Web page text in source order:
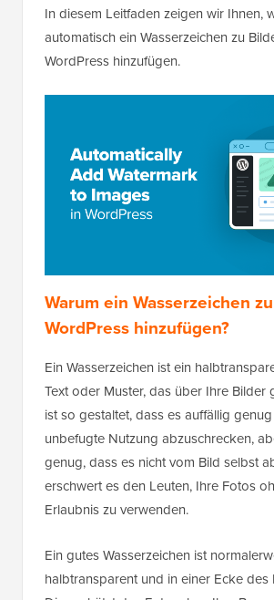
In diesem Leitfaden zeigen wir Ihnen,
automatisch ein Wasserzeichen zu
WordPress hinzufügen.
Warum ein Wasserzeichen
WordPress hinzufügen?
Ein Wasserzeichen ist ein
Text oder Muster, das über Ihre Bilder
ist so gestaltet, dass es auffällig
unbefugte Nutzung abzuschrecken,
genug, dass es nicht vom Bild selbst
erschwert es den Leuten, Ihre Fotos
Erlaubnis zu verwenden.
Ein gutes Wasserzeichen ist
halbtransparent und in einer Ecke des